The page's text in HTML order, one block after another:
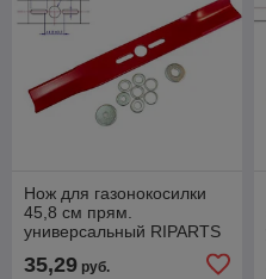
Нож для газонокосилки
45,8 см прям.
универсальный RIPARTS
35,29 руб.